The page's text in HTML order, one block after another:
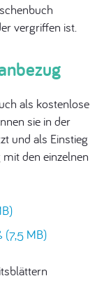
vergriffen ist.
als kostenlose
sie in der
und als Einstieg
den einzelnen
(7,5 MB)